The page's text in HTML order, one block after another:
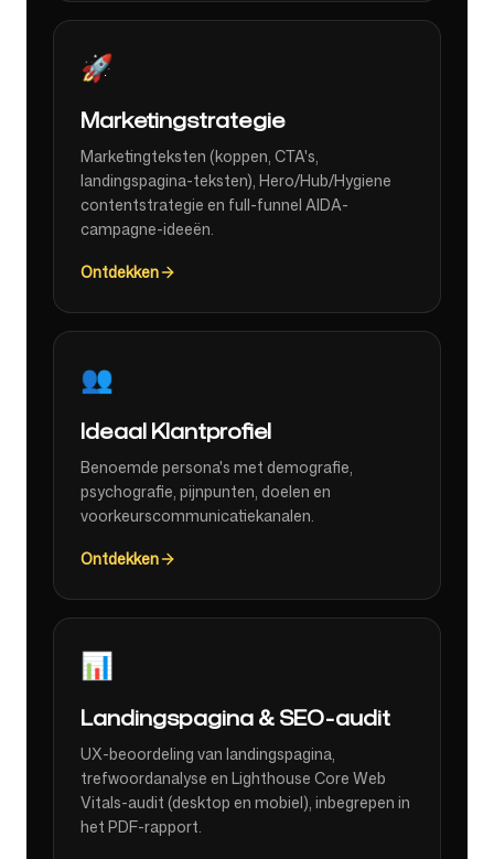
🚀
Marketingstrategie
Marketingteksten (koppen, CTA's,
landingspagina-teksten), Hero/Hub/Hygiene
contentstrategie en full-funnel AIDA-
campagne-ideeën.
Ontdekken
👥
Ideaal Klantprofiel
Benoemde persona's met demografie,
psychografie, pijnpunten, doelen en
voorkeurscommunicatiekanalen.
Ontdekken
📊
Landingspagina & SEO-audit
UX-beoordeling van landingspagina,
trefwoordanalyse en Lighthouse Core Web
Vitals-audit (desktop en mobiel), inbegrepen in
het PDF-rapport.